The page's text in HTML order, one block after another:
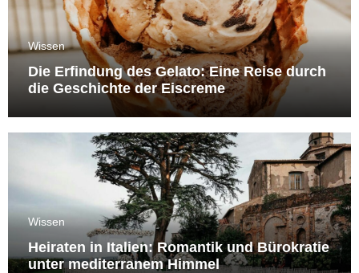
Wissen
Die Erfindung des Gelato: Eine Reise durch
die Geschichte der Eiscreme
Wissen
Heiraten in Italien: Romantik und Bürokratie
unter mediterranem Himmel